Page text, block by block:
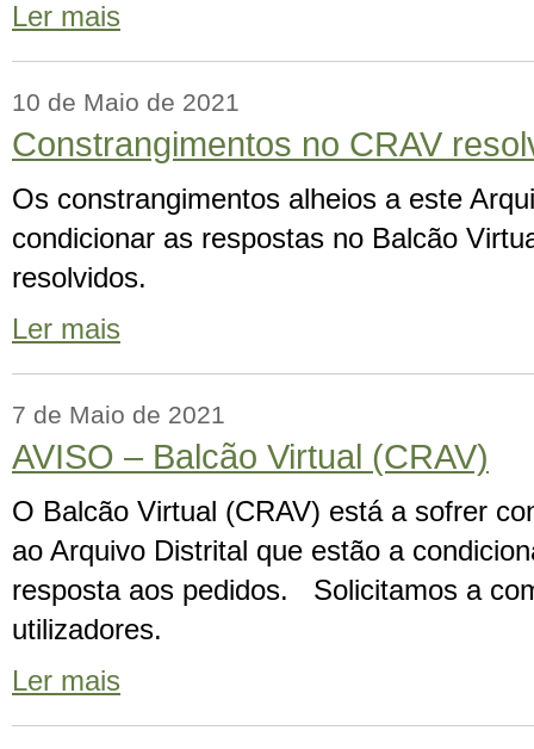
Ler mais
10 de Maio de 2021
Constrangimentos no CRAV
Os constrangimentos alheios a este
condicionar as respostas no Balcão
resolvidos.
Ler mais
7 de Maio de 2021
AVISO – Balcão Virtual (CRAV)
O Balcão Virtual (CRAV) está a sofrer
ao Arquivo Distrital que estão a
resposta aos pedidos. Solicitamos a
utilizadores.
Ler mais